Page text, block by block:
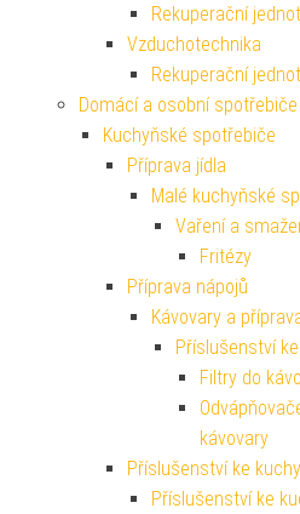
Rekuperační
Vzduchotechnika
Rekuperační
Domácí a osobní spotřebiče
Kuchyňské spotřebiče
Příprava jídla
Malé kuchyňské
Vaření a
Fritézy
Příprava nápojů
Kávovary a
Příslušenství
Filtry do
kávovary
Příslušenství ke
Příslušenství ke